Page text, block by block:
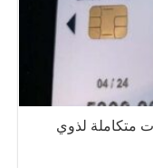
بطاقة خدمات متكاملة لذوي